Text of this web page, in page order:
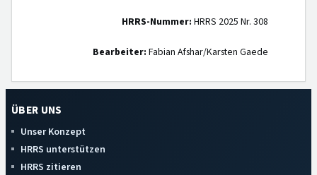
HRRS-Nummer: HRRS 2025 Nr. 308
Bearbeiter: Fabian Afshar/Karsten Gaede
ÜBER UNS
Unser Konzept
HRRS unterstützen
HRRS zitieren